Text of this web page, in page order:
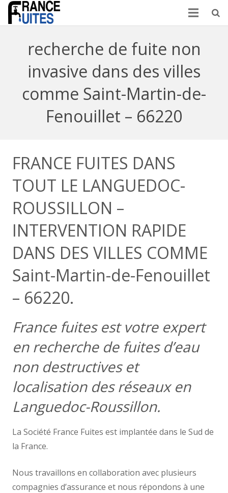
recherche de fuite non
invasive dans des villes
comme Saint-Martin-de-
Fenouillet – 66220
FRANCE FUITES DANS
TOUT LE LANGUEDOC-
ROUSSILLON –
INTERVENTION RAPIDE
DANS DES VILLES COMME
Saint-Martin-de-Fenouillet
– 66220.
France fuites est votre expert
en recherche de fuites d’eau
non destructives et
localisation des réseaux en
Languedoc-Roussillon.
La Société France Fuites est implantée dans le Sud de
la France.
Nous travaillons en collaboration avec plusieurs
compagnies d’assurance et nous répondons à une